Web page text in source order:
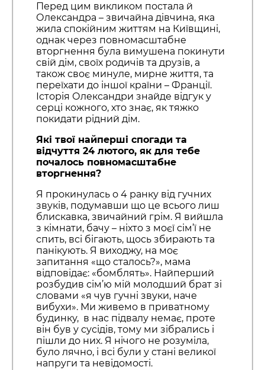
Перед цим викликом постала й
Олександра – звичайна дівчина, яка
жила спокійним життям на Київщині,
однак через повномасштабне
вторгнення була вимушена покинути
свій дім, своїх родичів та друзів, а
також своє минуле, мирне життя, та
переїхати до іншої країни – Франції.
Історія Олександри знайде відгук у
серці кожного, хто знає, як тяжко
покидати рідний дім.
Які твої найперші спогади та
відчуття 24 лютого, як для тебе
почалось повномасштабне
вторгнення?
Я прокинулась о 4 ранку від гучних
звуків, подумавши що це всього лиш
блискавка, звичайний грім. Я вийшла
з кімнати, бачу – ніхто з моєї сім’ї не
спить, всі бігають, щось збирають та
панікують. Я виходжу, на моє
запитання «що сталось?», мама
відповідає: «бомблять». Найперший
розбудив сім’ю мій молодший брат зі
словами «я чув гучні звуки, наче
вибухи». Ми живемо в приватному
будинку, в нас підвалу немає, проте
він був у сусідів, тому ми зібрались і
пішли до них. Я нічого не розуміла,
було лячно, і всі були у стані великої
напруги та невідомості.